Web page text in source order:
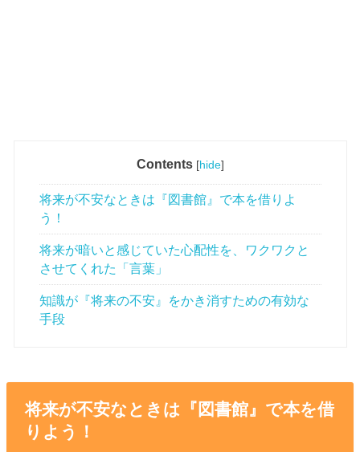
Contents [hide]
将来が不安なときは『図書館』で本を借りよ
う！
将来が暗いと感じていた心配性を、ワクワクと
させてくれた「言葉」
知識が『将来の不安』をかき消すための有効な
手段
将来が不安なときは『図書館』で本を借
りよう！